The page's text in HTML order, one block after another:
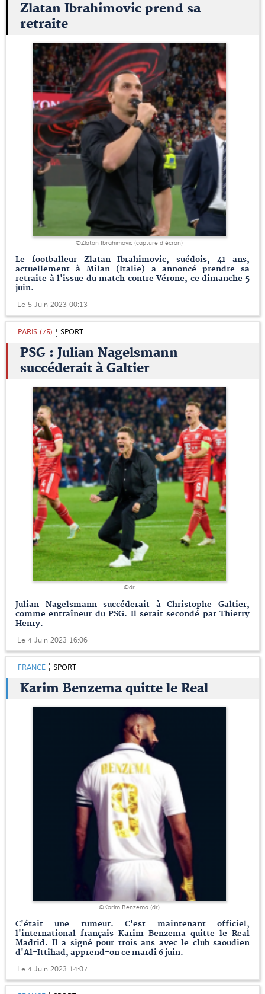
Zlatan Ibrahimovic prend sa
retraite
©Zlatan Ibrahimovic (capture d'écran)
Le footballeur Zlatan Ibrahimovic, suédois, 41 ans,
actuellement à Milan (Italie) a annoncé prendre sa
retraite à l'issue du match contre Vérone, ce dimanche 5
juin.
Le 5 Juin 2023 00:13
PARIS (75) SPORT
PSG : Julian Nagelsmann
succéderait à Galtier
©dr
Julian Nagelsmann succéderait à Christophe Galtier,
comme entraîneur du PSG. Il serait secondé par Thierry
Henry.
Le 4 Juin 2023 16:06
FRANCE SPORT
Karim Benzema quitte le Real
©Karim Benzema (dr)
C'était une rumeur. C'est maintenant officiel,
l'international français Karim Benzema quitte le Real
Madrid. Il a signé pour trois ans avec le club saoudien
d'Al-Ittihad, apprend-on ce mardi 6 juin.
Le 4 Juin 2023 14:07